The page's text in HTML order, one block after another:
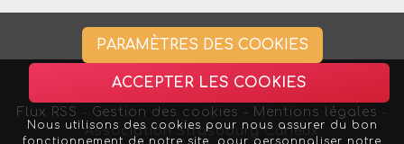
Flux RSS Gestion des cookies - Mentions légales
Association Strasbourg Curieux
PARAMÈTRES DES COOKIES
ACCEPTER LES COOKIES
Nous utilisons des cookies pour nous assurer du bon
fonctionnement de notre site, pour personnaliser notre